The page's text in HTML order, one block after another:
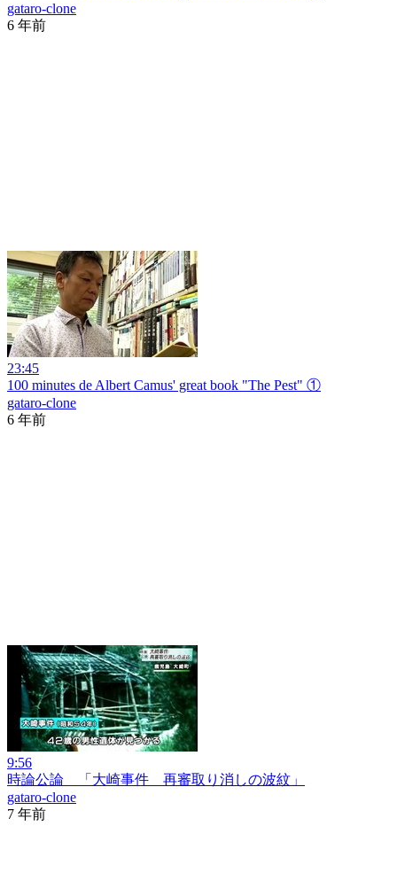
gataro-clone
6 年前
23:45
100 minutes de Albert Camus' great book "The Pest" ①
gataro-clone
6 年前
9:56
時論公論 「大崎事件 再審取り消しの波紋」
gataro-clone
7 年前